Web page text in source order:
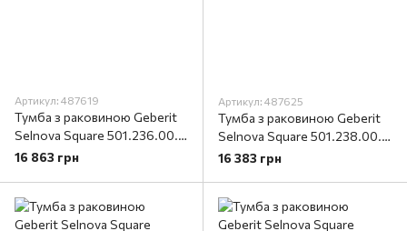
Артикул: 487619
Тумба з раковиною Geberit
Selnova Square 501.236.00.1
підвісна 60 см білий
16 863 грн
Артикул: 487625
Тумба з раковиною Geberit
Selnova Square 501.238.00.1
підвісна 60 см темний горіх
16 383 грн